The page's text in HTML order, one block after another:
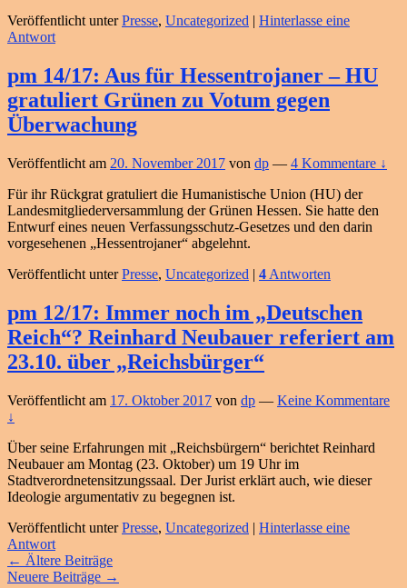
Veröffentlicht unter Presse, Uncategorized
Hinterlasse eine
Antwort
pm 14/17: Aus für Hessentrojaner – HU
gratuliert Grünen zu Votum gegen
Überwachung
Veröffentlicht am 20. November 2017 von dp — 4 Kommentare ↓
Für ihr Rückgrat gratuliert die Humanistische Union (HU) der
Landesmitgliederversammlung der Grünen Hessen. Sie hatte den
Entwurf eines neuen Verfassungsschutz-Gesetzes und den darin
vorgesehenen „Hessentrojaner“ abgelehnt.
Veröffentlicht unter Presse, Uncategorized | 4 Antworten
pm 12/17: Immer noch im „Deutschen
Reich“? Reinhard Neubauer referiert am
23.10. über „Reichsbürger“
Veröffentlicht am 17. Oktober 2017 von dp — Keine Kommentare
↓
Über seine Erfahrungen mit „Reichsbürgern“ berichtet Reinhard
Neubauer am Montag (23. Oktober) um 19 Uhr im
Stadtverordnetensitzungssaal. Der Jurist erklärt auch, wie dieser
Ideologie argumentativ zu begegnen ist.
Veröffentlicht unter Presse, Uncategorized | Hinterlasse eine
Antwort
Beitragsnavigation
← Ältere Beiträge
Neuere Beiträge →